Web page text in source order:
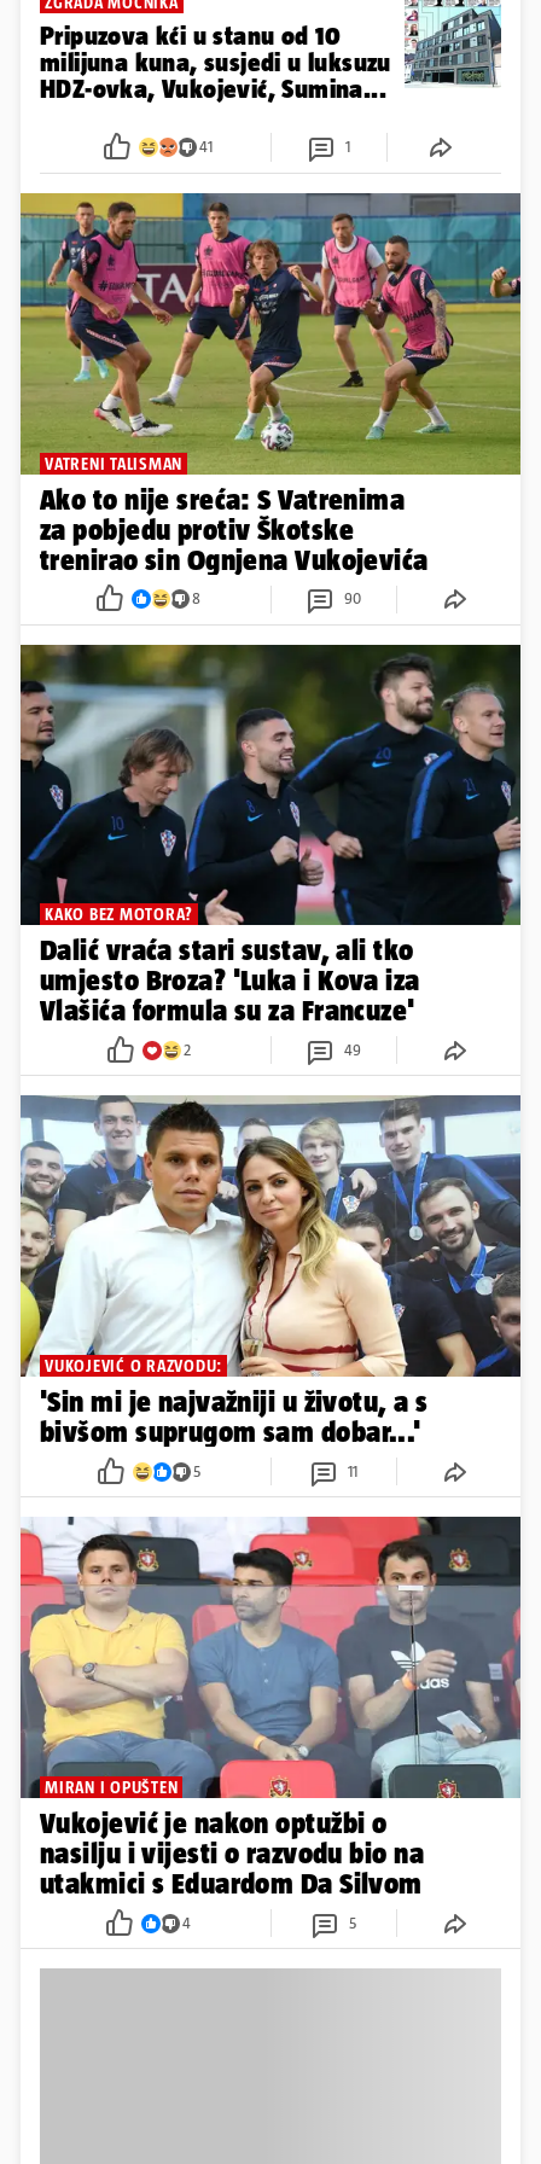
Pripuzova kći u stanu od 10
milijuna kuna, susjedi u luksuzu
HDZ-ovka, Vukojević, Sumina...
41 1
VATRENI TALISMAN
Ako to nije sreća: S Vatrenima
za pobjedu protiv Škotske
trenirao sin Ognjena Vukojevića
8 90
KAKO BEZ MOTORA?
Dalić vraća stari sustav, ali tko
umjesto Broza? 'Luka i Kova iza
Vlašića formula su za Francuze'
2 49
VUKOJEVIĆ O RAZVODU:
'Sin mi je najvažniji u životu, a s
bivšom suprugom sam dobar...'
5 11
MIRAN I OPUŠTEN
Vukojević je nakon optužbi o
nasilju i vijesti o razvodu bio na
utakmici s Eduardom Da Silvom
4 5